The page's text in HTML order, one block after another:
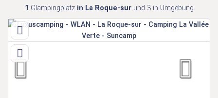
1 Glampingplatz in La Roque-surund 3 in Umgebung